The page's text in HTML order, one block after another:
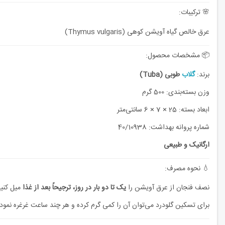
🌸 ترکیبات:
عرق خالص گیاه آویشن کوهی (Thymus vulgaris)
📦 مشخصات محصول:
برند:گلابطوبی (Tuba)
وزن بسته‌بندی: 500 گرم
ابعاد بسته: 25 × 7 × 6 سانتی‌متر
شماره پروانه بهداشت: 40/10938
ارگانیک و طبیعی
💧 نحوه مصرف:
نصف فنجان از عرق آویشن را یک تا دو بار در روز، ترجیحاً بعد از غذا میل
برای تسکین گلودرد می‌توان آن را کمی گرم کرده و هر چند ساعت غرغره